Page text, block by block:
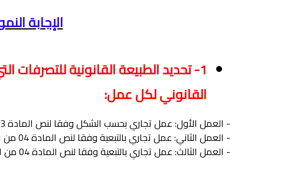
الإجابة
1- تحديد الطبيعة القانونية
القانوني لكل عمل:
- العمل الأول: عمل تجاري بحسب الشكل وفقا لنص المادة 03 من القانون التجاري
- العمل الثاني: عمل تجاري بالتبعية وفقا لنص المادة 04 من القانون التجاري
- العمل الثالث: عمل تجاري بالتبعية وفقا لنص المادة 04 من القانون التجاري